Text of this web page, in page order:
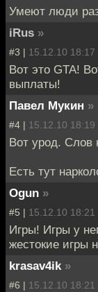
Умеют люди
iRus »
#3 | 15.12.10 18:17
Вот это GTA!
выплаты!
Павел Мукин »
#4 | 15.12.10 18:19
Вот урод. Слов
Есть тут
Ogun »
#5 | 15.12.10 18:21
Игры! Игры у
жестокие игры
krasav4ik »
#6 | 15.12.10 18:21